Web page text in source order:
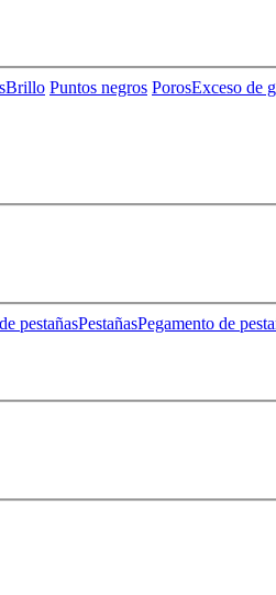
Brillo Puntos negros PorosExceso de
pestañasPestañasPegamento de